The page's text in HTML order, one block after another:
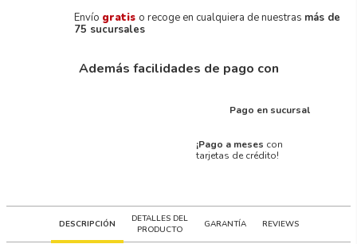
Envío gratis o recoge en cualquiera de nuestras más de
75 sucursales
Además facilidades de pago con
Pago en sucursal
¡Pago a meses con
tarjetas de crédito!
DESCRIPCIÓN
DETALLES DEL
PRODUCTO
GARANTÍA REVIEWS